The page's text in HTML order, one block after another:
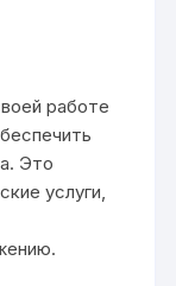
работе
Это
услуги,